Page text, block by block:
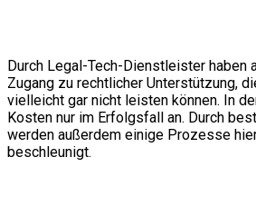
Durch Legal-Tech-Dienstleister haben
Zugang zu rechtlicher Unterstützung,
vielleicht gar nicht leisten können. In
Kosten nur im Erfolgsfall an. Durch
werden außerdem einige Prozesse
beschleunigt.